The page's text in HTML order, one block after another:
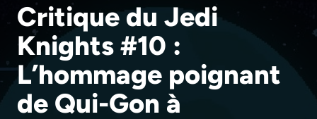
Critique du Jedi
Knights #10 :
L’hommage poignant
de Qui-Gon à